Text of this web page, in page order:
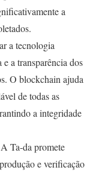
a
a tecnologia
a transparência dos
O blockchain ajuda
de todas as
a integridade
Ta-da promete
e verificação